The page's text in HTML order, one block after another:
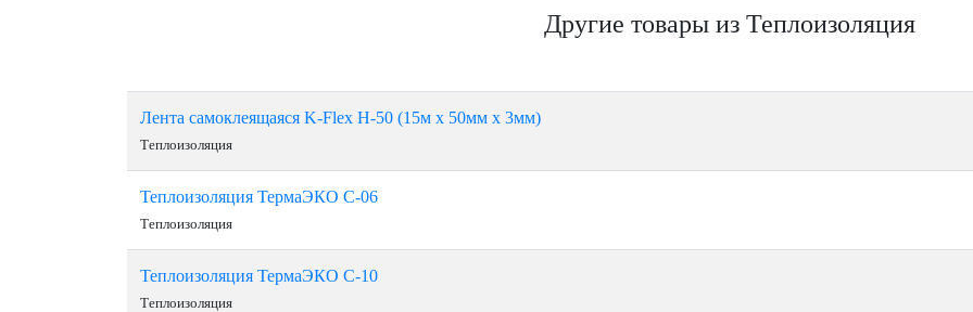
Другие товары из Теплоизоляция
Лента самоклеящаяся K-Flex H-50 (15м х 50мм х 3мм)
Теплоизоляция
Теплоизоляция ТермаЭКО С-06
Теплоизоляция
Теплоизоляция ТермаЭКО С-10
Теплоизоляция